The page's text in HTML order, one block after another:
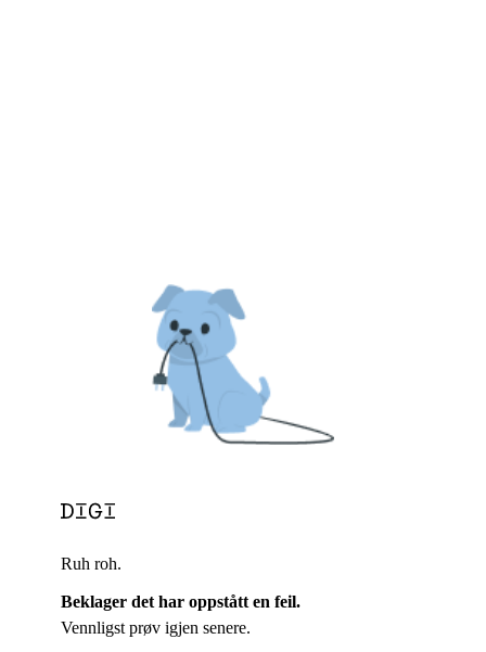
Ruh roh.
Beklager det har oppstått en feil.
Vennligst prøv igjen senere.